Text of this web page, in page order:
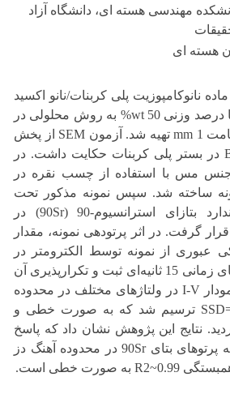
مهندسی هسته ای، دانشگاه آزاد
هسته ای
نانوکامپوزیت پلی کربنات/نانو اکسید
بیسموت (PC/Bi2O3) با درصد وزنی 50 wt% به روش محلولی در
ابعاد 4 cm×4 cm و ضخامت 1 mm تهیه شد. آزمون SEM از پخش
همگن نانو ذرات Bi2O3 در بستر پلی کربنات حکایت داشت. در
جنس مس با استفاده از چسب نقره در
ساخته شد. سپس نمونه مذکور تحت
پرتودهی چشمه استاندارد بتازای استرانسیوم-90 (90Sr) در
گرفت. در اثر پرتودهی نمونه، مقدار
عبوری از نمونه توسط الکترومتر در
ولتاژ 400 V و در بازه‌های زمانی 15 ثانیه‌ای ثبت و تکرارپذیری آن
چهار بار بررسی شد. نمودار I-V در ولتاژهای مختلف در محدوده
100-1000 V درSSD=30 cm ترسیم شد که به صورت خطی و
نتایج این پژوهش نشان داد که پاسخ
آشکارسازی این ماده به پرتوهای بتای 90Sr در محدوده آهنگ دز